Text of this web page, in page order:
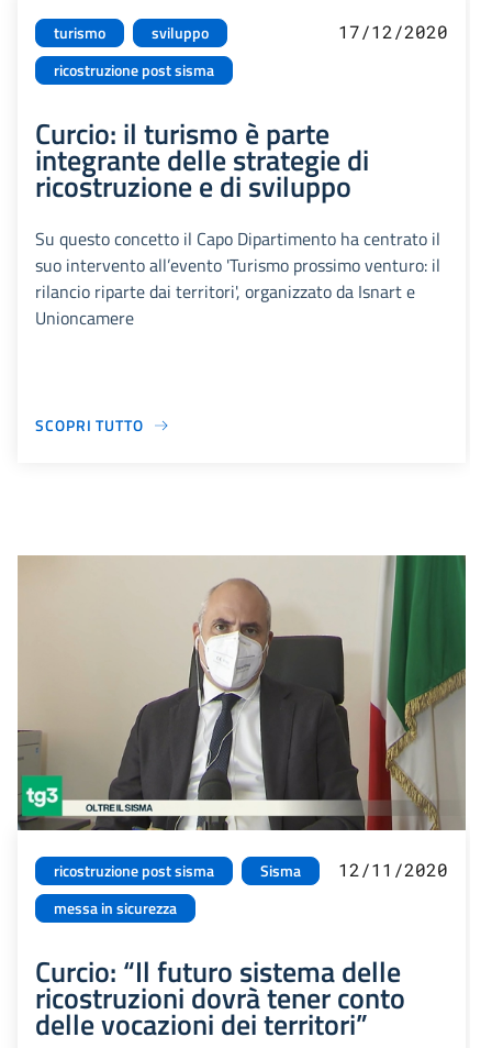
turismo
sviluppo
ricostruzione post sisma
17/12/2020
Curcio: il turismo è parte
integrante delle strategie di
ricostruzione e di sviluppo
Su questo concetto il Capo Dipartimento ha centrato il
suo intervento all’evento 'Turismo prossimo venturo: il
rilancio riparte dai territori', organizzato da Isnart e
Unioncamere
SCOPRI TUTTO
ricostruzione post sisma
Sisma
messa in sicurezza
12/11/2020
Curcio: “Il futuro sistema delle
ricostruzioni dovrà tener conto
delle vocazioni dei territori”